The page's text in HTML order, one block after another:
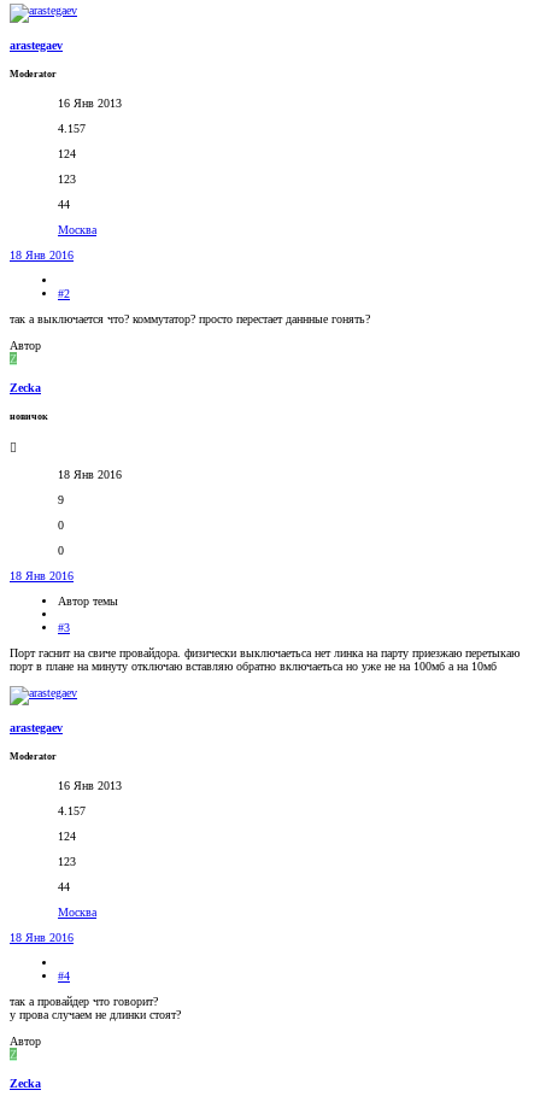
arastegaev
Moderator
16 Янв 2013
4.157
124
123
44
Москва
18 Янв 2016
#2
так а выключается что? коммутатор? просто перестает даннные гонять?
Автор
Z
Zecka
новичок
18 Янв 2016
9
0
0
18 Янв 2016
Автор темы
#3
Порт гаснит на свиче провайдора. физически выключаетьса нет линка на парту приезжаю перетыкаю
порт в плане на минуту отключаю вставляю обратно включаетьса но уже не на 100мб а на 10мб
arastegaev
Moderator
16 Янв 2013
4.157
124
123
44
Москва
18 Янв 2016
#4
так а провайдер что говорит?
у прова случаем не длинки стоят?
Автор
Z
Zecka